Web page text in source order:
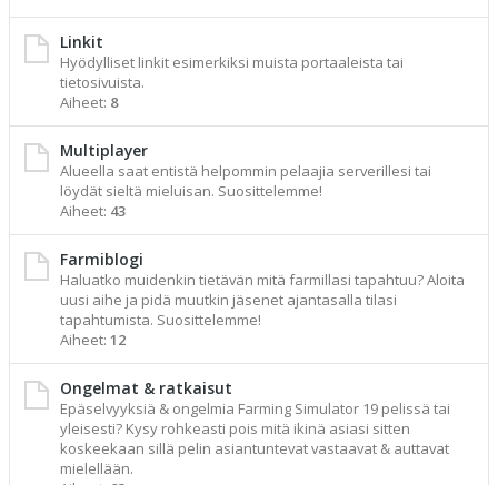
Linkit
Hyödylliset linkit esimerkiksi muista portaaleista tai
tietosivuista.
Aiheet: 8
Multiplayer
Alueella saat entistä helpommin pelaajia serverillesi tai
löydät sieltä mieluisan. Suosittelemme!
Aiheet: 43
Farmiblogi
Haluatko muidenkin tietävän mitä farmillasi tapahtuu? Aloita
uusi aihe ja pidä muutkin jäsenet ajantasalla tilasi
tapahtumista. Suosittelemme!
Aiheet: 12
Ongelmat & ratkaisut
Epäselvyyksiä & ongelmia Farming Simulator 19 pelissä tai
yleisesti? Kysy rohkeasti pois mitä ikinä asiasi sitten
koskeekaan sillä pelin asiantuntevat vastaavat & auttavat
mielellään.